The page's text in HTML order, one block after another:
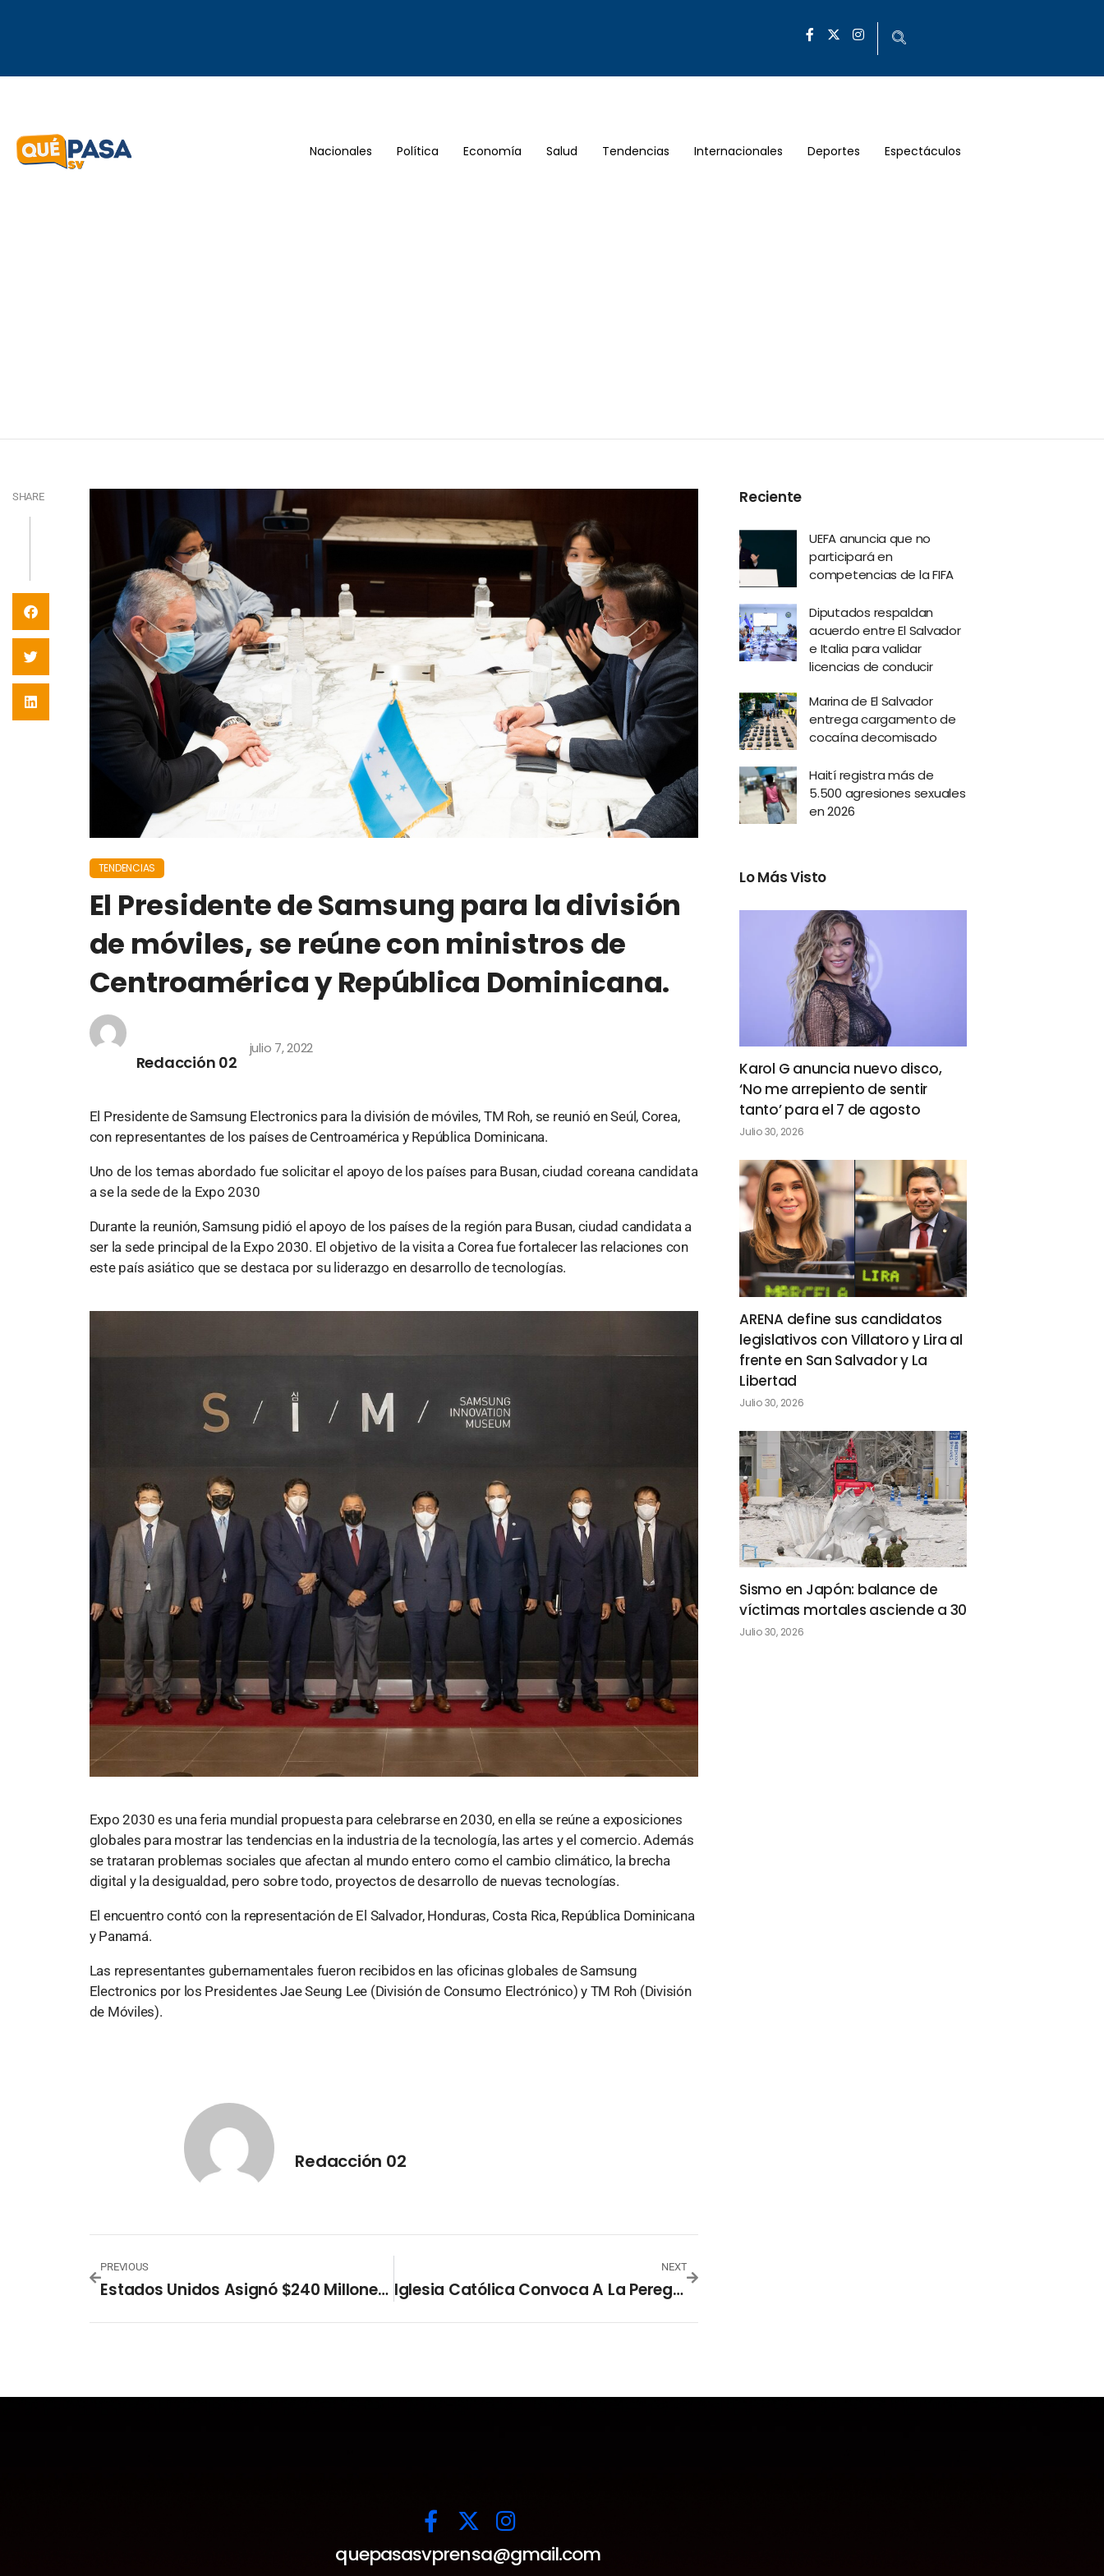
Nacionales Política Economía Salud Tendencias Internacionales Deportes Espectáculos
SHARE
TENDENCIAS
El Presidente de Samsung para la división
de móviles, se reúne con ministros de
Centroamérica y República Dominicana.
Redacción 02
julio 7, 2022
El Presidente de Samsung Electronics para la división de móviles, TM Roh, se reunió en Seúl, Corea,
con representantes de los países de Centroamérica y República Dominicana.
Uno de los temas abordado fue solicitar el apoyo de los países para Busan, ciudad coreana candidata
a se la sede de la Expo 2030
Durante la reunión, Samsung pidió el apoyo de los países de la región para Busan, ciudad candidata a
ser la sede principal de la Expo 2030. El objetivo de la visita a Corea fue fortalecer las relaciones con
este país asiático que se destaca por su liderazgo en desarrollo de tecnologías.
Expo 2030 es una feria mundial propuesta para celebrarse en 2030, en ella se reúne a exposiciones
globales para mostrar las tendencias en la industria de la tecnología, las artes y el comercio. Además
se trataran problemas sociales que afectan al mundo entero como el cambio climático, la brecha
digital y la desigualdad, pero sobre todo, proyectos de desarrollo de nuevas tecnologías.
El encuentro contó con la representación de El Salvador, Honduras, Costa Rica, República Dominicana
y Panamá.
Las representantes gubernamentales fueron recibidos en las oficinas globales de Samsung
Electronics por los Presidentes Jae Seung Lee (División de Consumo Electrónico) y TM Roh (División
de Móviles).
Redacción 02
PREVIOUS
Estados Unidos Asignó $240 Millones En Condición Para El Salvador, Guatemala Y Honduras.
NEXT
Iglesia Católica Convoca A La Peregrinación “Camino De San Óscar Romero”
Reciente
UEFA anuncia que no
participará en
competencias de la FIFA
Diputados respaldan
acuerdo entre El Salvador
e Italia para validar
licencias de conducir
Marina de El Salvador
entrega cargamento de
cocaína decomisado
Haití registra más de
5.500 agresiones sexuales
en 2026
Lo Más Visto
Karol G anuncia nuevo disco,
‘No me arrepiento de sentir
tanto’ para el 7 de agosto
Julio 30, 2026
ARENA define sus candidatos
legislativos con Villatoro y Lira al
frente en San Salvador y La
Libertad
Julio 30, 2026
Sismo en Japón: balance de
víctimas mortales asciende a 30
Julio 30, 2026
quepasasvprensa@gmail.com